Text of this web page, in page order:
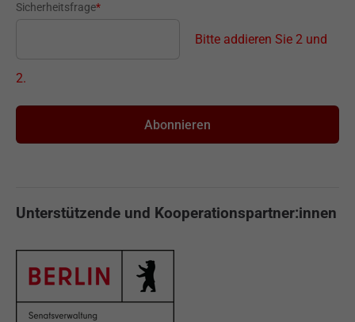
Sicherheitsfrage*
Bitte addieren Sie 2 und
2.
Unterstützende und Kooperationspartner:innen